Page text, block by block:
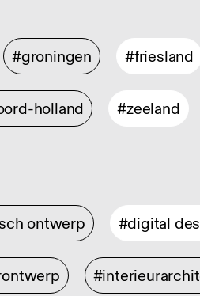
#groningen #friesland
holland #zeeland
ontwerp #digital